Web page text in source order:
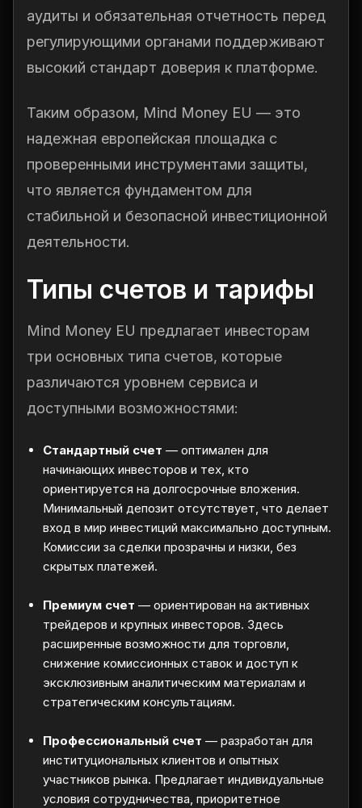
аудиты и обязательная отчетность перед
регулирующими органами поддерживают
высокий стандарт доверия к платформе.
Таким образом, Mind Money EU — это
надежная европейская площадка с
проверенными инструментами защиты,
что является фундаментом для
стабильной и безопасной инвестиционной
деятельности.
Типы счетов и тарифы
Mind Money EU предлагает инвесторам
три основных типа счетов, которые
различаются уровнем сервиса и
доступными возможностями:
Стандартный счет — оптимален для
начинающих инвесторов и тех, кто
ориентируется на долгосрочные вложения.
Минимальный депозит отсутствует, что делает
вход в мир инвестиций максимально доступным.
Комиссии за сделки прозрачны и низки, без
скрытых платежей.
Премиум счет — ориентирован на активных
трейдеров и крупных инвесторов. Здесь
расширенные возможности для торговли,
снижение комиссионных ставок и доступ к
эксклюзивным аналитическим материалам и
стратегическим консультациям.
Профессиональный счет — разработан для
институциональных клиентов и опытных
участников рынка. Предлагает индивидуальные
условия сотрудничества, приоритетное